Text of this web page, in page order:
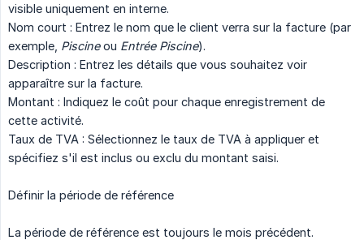
visible uniquement en interne.
Nom court : Entrez le nom que le client verra sur la facture (par
exemple, Piscineou Entrée Piscine).
Description : Entrez les détails que vous souhaitez voir
apparaître sur la facture.
Montant : Indiquez le coût pour chaque enregistrement de
cette activité.
Taux de TVA : Sélectionnez le taux de TVA à appliquer et
spécifiez s'il est inclus ou exclu du montant saisi.
Définir la période de référence
La période de référence est toujours le mois précédent.